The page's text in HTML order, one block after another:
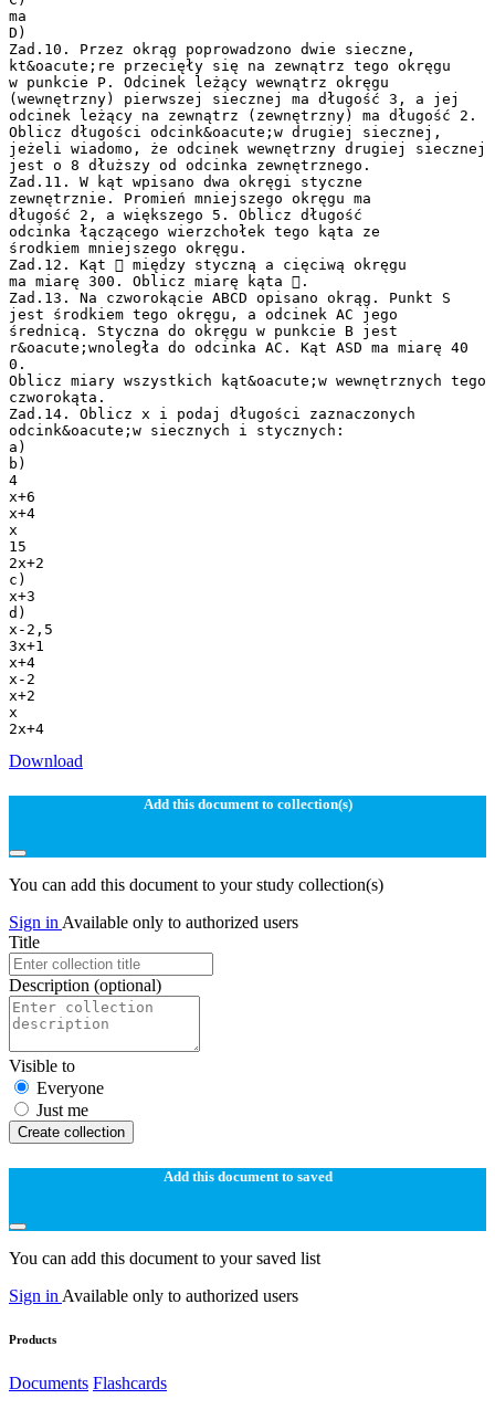
ma
D)
Zad.10. Przez okrąg poprowadzono dwie sieczne,
kt&oacute;re przecięły się na zewnątrz tego okręgu
w punkcie P. Odcinek leżący wewnątrz okręgu
(wewnętrzny) pierwszej siecznej ma długość 3, a jej
odcinek leżący na zewnątrz (zewnętrzny) ma długość 2.
Oblicz długości odcink&oacute;w drugiej siecznej,
jeżeli wiadomo, że odcinek wewnętrzny drugiej siecznej
jest o 8 dłuższy od odcinka zewnętrznego.
Zad.11. W kąt wpisano dwa okręgi styczne
zewnętrznie. Promień mniejszego okręgu ma
długość 2, a większego 5. Oblicz długość
odcinka łączącego wierzchołek tego kąta ze
środkiem mniejszego okręgu.
Zad.12. Kąt  między styczną a cięciwą okręgu
ma miarę 300. Oblicz miarę kąta .
Zad.13. Na czworokącie ABCD opisano okrąg. Punkt S
jest środkiem tego okręgu, a odcinek AC jego
średnicą. Styczna do okręgu w punkcie B jest
r&oacute;wnoległa do odcinka AC. Kąt ASD ma miarę 40
0.
Oblicz miary wszystkich kąt&oacute;w wewnętrznych tego
czworokąta.
Zad.14. Oblicz x i podaj długości zaznaczonych
odcink&oacute;w siecznych i stycznych:
a)
b)
4
x+6
x+4
x
15
2x+2
c)
x+3
d)
x-2,5
3x+1
x+4
x-2
x+2
x
Download
Add this document to collection(s)
You can add this document to your study collection(s)
Sign in Available only to authorized users
Title
Description (optional)
Visible to
Everyone
Just me
Create collection
Add this document to saved
You can add this document to your saved list
Sign in Available only to authorized users
Products
Documents Flashcards